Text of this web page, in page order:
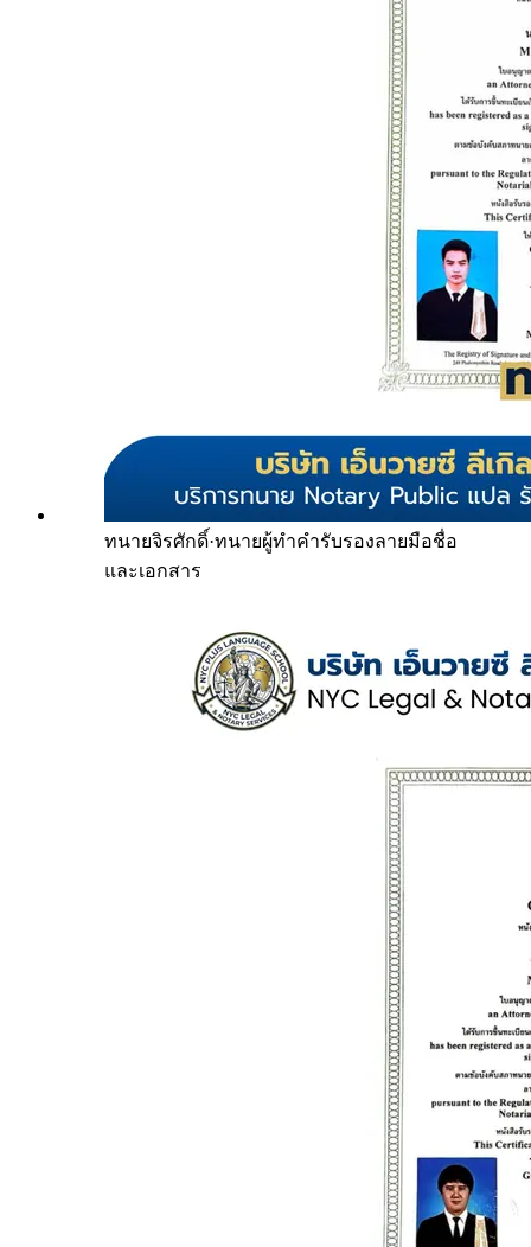
ทนายจิรศักดิ์·ทนายผู้ทำคำรับรองลายมือชื่อ
และเอกสาร